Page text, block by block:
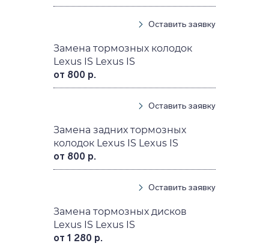
Оставить заявку
Замена тормозных колодок
Lexus IS Lexus IS
от 800 р.
Оставить заявку
Замена задних тормозных
колодок Lexus IS Lexus IS
от 800 р.
Оставить заявку
Замена тормозных дисков
Lexus IS Lexus IS
от 1 280 р.